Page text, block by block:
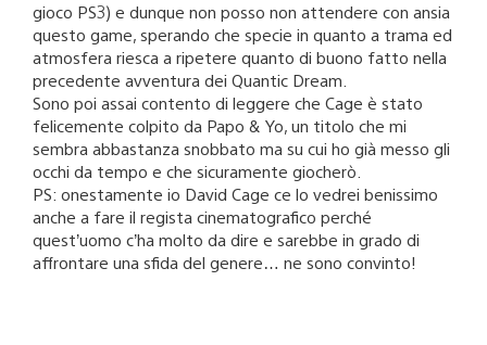
gioco PS3) e dunque non posso non attendere con ansia
questo game, sperando che specie in quanto a trama ed
atmosfera riesca a ripetere quanto di buono fatto nella
precedente avventura dei Quantic Dream.
Sono poi assai contento di leggere che Cage è stato
felicemente colpito da Papo & Yo, un titolo che mi
sembra abbastanza snobbato ma su cui ho già messo gli
occhi da tempo e che sicuramente giocherò.
PS: onestamente io David Cage ce lo vedrei benissimo
anche a fare il regista cinematografico perché
quest’uomo c’ha molto da dire e sarebbe in grado di
affrontare una sfida del genere… ne sono convinto!